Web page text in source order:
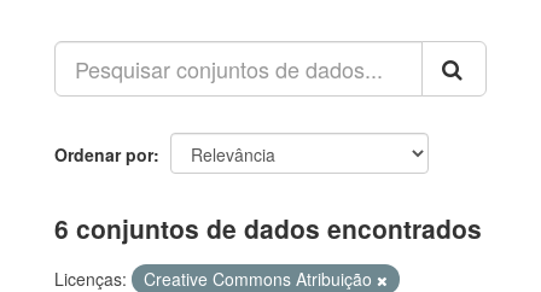
Ordenar por
6 conjuntos de dados encontrados
Licenças:
Creative Commons Atribuição